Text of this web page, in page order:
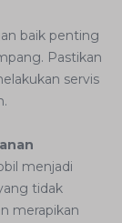
baik penting
Pastikan
servis
menjadi
tidak
merapikan